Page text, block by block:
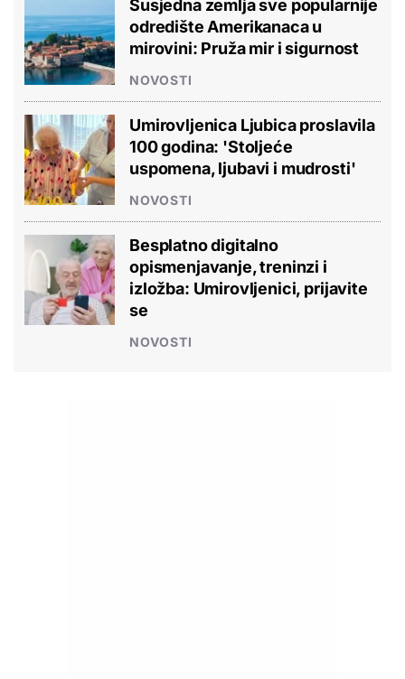
Susjedna zemlja sve popularnije
odredište Amerikanaca u
mirovini: Pruža mir i sigurnost
NOVOSTI
Umirovljenica Ljubica proslavila
100 godina: 'Stoljeće
uspomena, ljubavi i mudrosti'
NOVOSTI
Besplatno digitalno
opismenjavanje, treninzi i
izložba: Umirovljenici, prijavite
se
NOVOSTI